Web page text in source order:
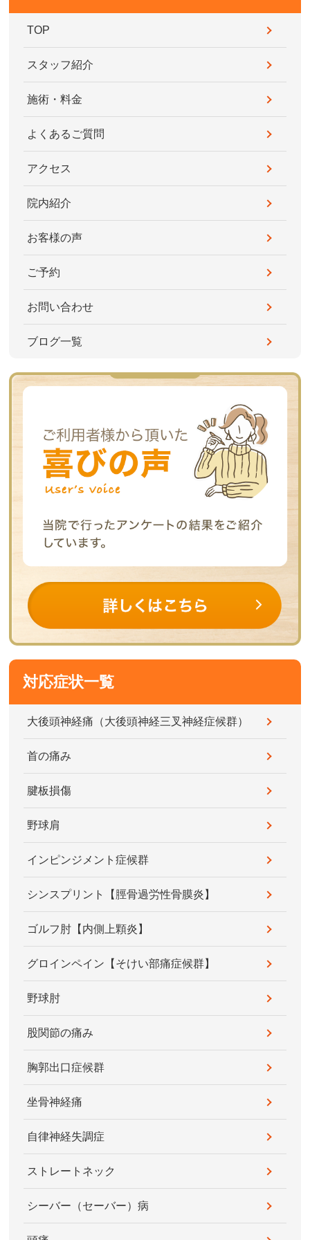
TOP
スタッフ紹介
施術・料金
よくあるご質問
アクセス
院内紹介
お客様の声
ご予約
お問い合わせ
ブログ一覧
対応症状一覧
大後頭神経痛（大後頭神経三叉神経症候群）
首の痛み
腱板損傷
野球肩
インピンジメント症候群
シンスプリント【脛骨過労性骨膜炎】
ゴルフ肘【内側上顆炎】
グロインペイン【そけい部痛症候群】
野球肘
股関節の痛み
胸郭出口症候群
坐骨神経痛
自律神経失調症
ストレートネック
シーバー（セーバー）病